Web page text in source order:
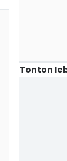
Tonton